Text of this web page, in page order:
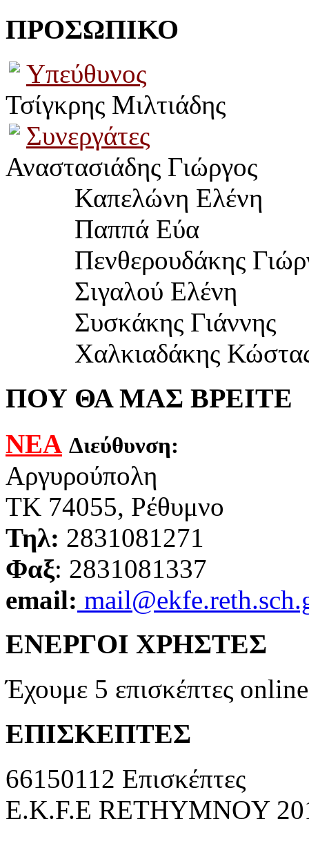
ΠΡΟΣΩΠΙΚΟ
Υπεύθυνος
Τσίγκρης Μιλτιάδης
Συνεργάτες
Αναστασιάδης Γιώργος
Καπελώνη Ελένη
Παππά Εύα
	  Πενθερουδ
άκης
Σιγαλού Ελένη
Συσκάκης Γιάννης
Χαλκιαδάκης
ΠΟΥ ΘΑ ΜΑΣ ΒΡΕΙΤΕ
ΝΕΑ Διεύθυνση:
Αργυρούπολη
ΤΚ 74055, Ρέθυμνο
Τηλ: 2831081271
Φαξ: 2831081337
email:
ΕΝΕΡΓΟΙ ΧΡΗΣΤΕΣ
Έχουμε 5 επισκέπτες online
ΕΠΙΣΚΕΠΤΕΣ
66150112 Επισκέπτες
E.K.F.E RETHYMNOY